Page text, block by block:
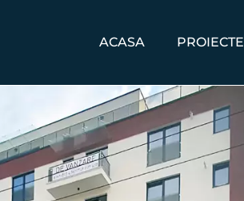
ACASA PROIECTE